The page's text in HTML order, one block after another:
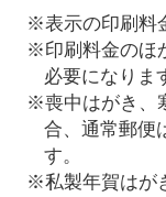
※表示の印刷料
※印刷料金のほ
必要になりま
※喪中はがき、
合、通常郵便
す。
※私製年賀はが